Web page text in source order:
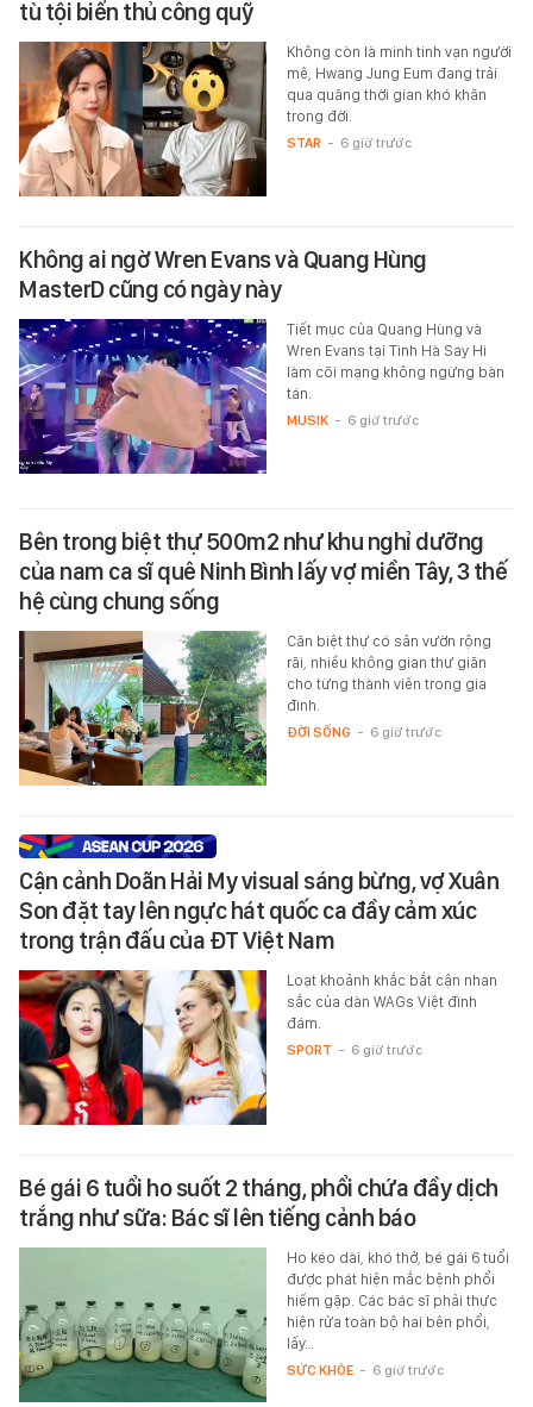
tù tội biển thủ công quỹ
Không còn là minh tinh vạn người
mê, Hwang Jung Eum đang trải
qua quãng thời gian khó khăn
trong đời.
STAR - 6 giờ trước
Không ai ngờ Wren Evans và Quang Hùng
MasterD cũng có ngày này
Tiết mục của Quang Hùng và
Wren Evans tại Tinh Hà Say Hi
làm cõi mạng không ngừng bàn
tán.
MUSIK - 6 giờ trước
Bên trong biệt thự 500m2 như khu nghỉ dưỡng
của nam ca sĩ quê Ninh Bình lấy vợ miền Tây, 3 thế
hệ cùng chung sống
Căn biệt thự có sân vườn rộng
rãi, nhiều không gian thư giãn
cho từng thành viên trong gia
đình.
ĐỜI SỐNG - 6 giờ trước
Cận cảnh Doãn Hải My visual sáng bừng, vợ Xuân
Son đặt tay lên ngực hát quốc ca đầy cảm xúc
trong trận đấu của ĐT Việt Nam
Loạt khoảnh khắc bắt cận nhan
sắc của dàn WAGs Việt đình
đám.
SPORT - 6 giờ trước
Bé gái 6 tuổi ho suốt 2 tháng, phổi chứa đầy dịch
trắng như sữa: Bác sĩ lên tiếng cảnh báo
Ho kéo dài, khó thở, bé gái 6 tuổi
được phát hiện mắc bệnh phổi
hiếm gặp. Các bác sĩ phải thực
hiện rửa toàn bộ hai bên phổi,
lấy…
SỨC KHỎE - 6 giờ trước